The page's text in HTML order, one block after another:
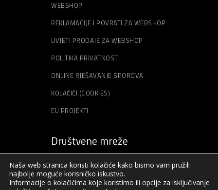
WEBSHOP
REKLAMACIJE I POVRATI ZA WEBSHOP
UVJETI PRODAJE ZA WEBSHOP
POLITIKA PRIVATNOSTI
ONLINE RJEŠAVANJE SPOROVA
KOLAČIĆI (COOKIES)
EU PROJEKTI
Društvene mreže
Naša web stranica koristi kolačiće kako bismo vam pružili
najbolje moguće korisničko iskustvo.
Informacije o kolačićima koje koristimo ili opcije za isključivanje